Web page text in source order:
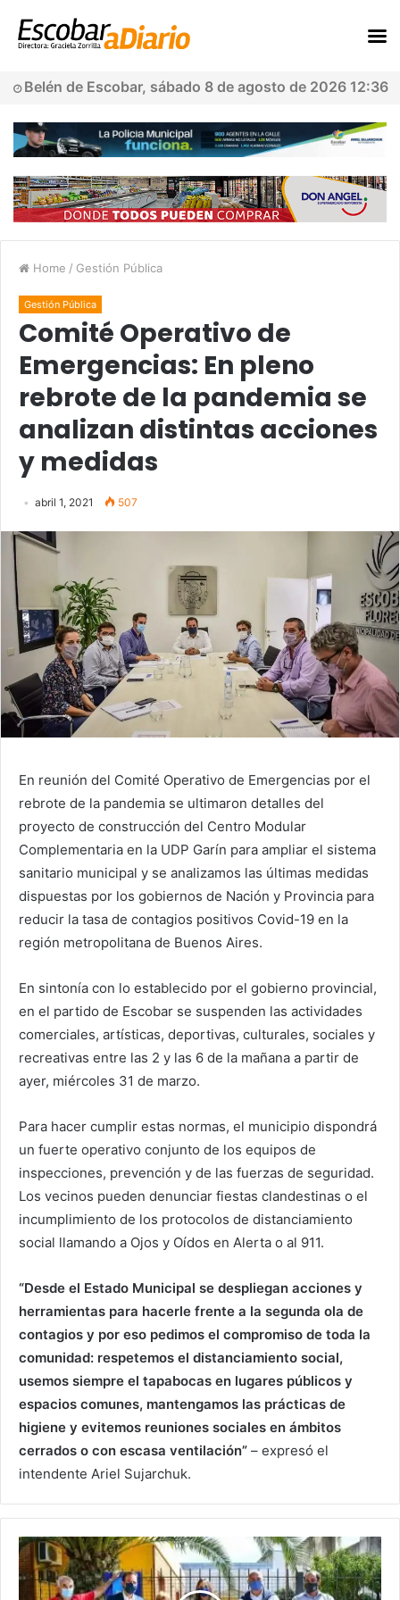
Belén de Escobar, sábado 8 de agosto de 2026 12:36
Home / Gestión Pública
Gestión Pública
Comité Operativo de
Emergencias: En pleno
rebrote de la pandemia se
analizan distintas acciones
y medidas
abril 1, 2021 507
En reunión del Comité Operativo de Emergencias por el
rebrote de la pandemia se ultimaron detalles del
proyecto de construcción del Centro Modular
Complementaria en la UDP Garín para ampliar el sistema
sanitario municipal y se analizamos las últimas medidas
dispuestas por los gobiernos de Nación y Provincia para
reducir la tasa de contagios positivos Covid-19 en la
región metropolitana de Buenos Aires.
En sintonía con lo establecido por el gobierno provincial,
en el partido de Escobar se suspenden las actividades
comerciales, artísticas, deportivas, culturales, sociales y
recreativas entre las 2 y las 6 de la mañana a partir de
ayer, miércoles 31 de marzo.
Para hacer cumplir estas normas, el municipio dispondrá
un fuerte operativo conjunto de los equipos de
inspecciones, prevención y de las fuerzas de seguridad.
Los vecinos pueden denunciar fiestas clandestinas o el
incumplimiento de los protocolos de distanciamiento
social llamando a Ojos y Oídos en Alerta o al 911.
“Desde el Estado Municipal se despliegan acciones y
herramientas para hacerle frente a la segunda ola de
contagios y por eso pedimos el compromiso de toda la
comunidad: respetemos el distanciamiento social,
usemos siempre el tapabocas en lugares públicos y
espacios comunes, mantengamos las prácticas de
higiene y evitemos reuniones sociales en ámbitos
cerrados o con escasa ventilación” – expresó el
intendente Ariel Sujarchuk.